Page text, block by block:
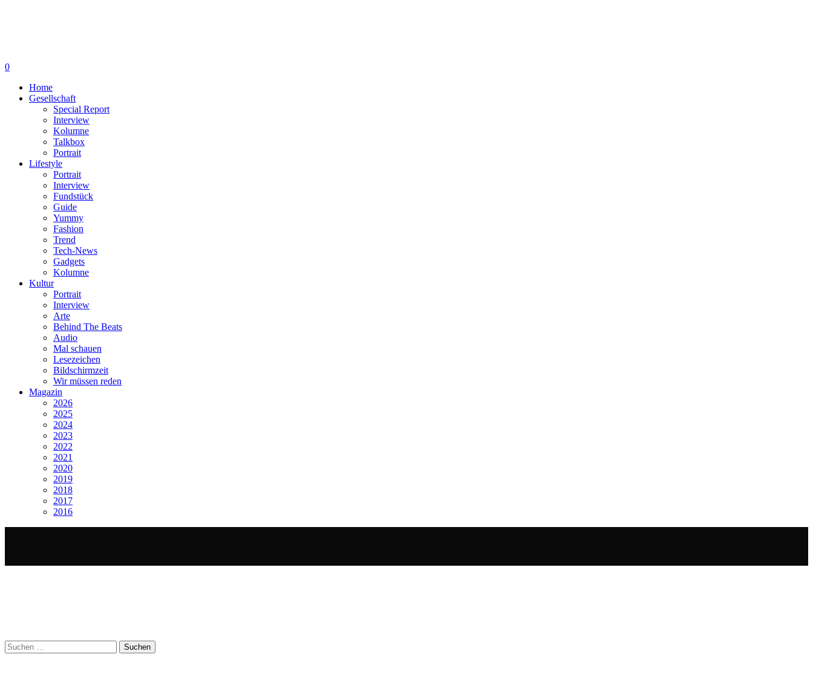
0
Home
Gesellschaft
Special Report
Interview
Kolumne
Talkbox
Portrait
Lifestyle
Portrait
Interview
Fundstück
Guide
Yummy
Fashion
Trend
Tech-News
Gadgets
Kolumne
Kultur
Portrait
Interview
Arte
Behind The Beats
Audio
Mal schauen
Lesezeichen
Bildschirmzeit
Wir müssen reden
Magazin
2026
2025
2024
2023
2022
2021
2020
2019
2018
2017
2016
Suchen
nach: